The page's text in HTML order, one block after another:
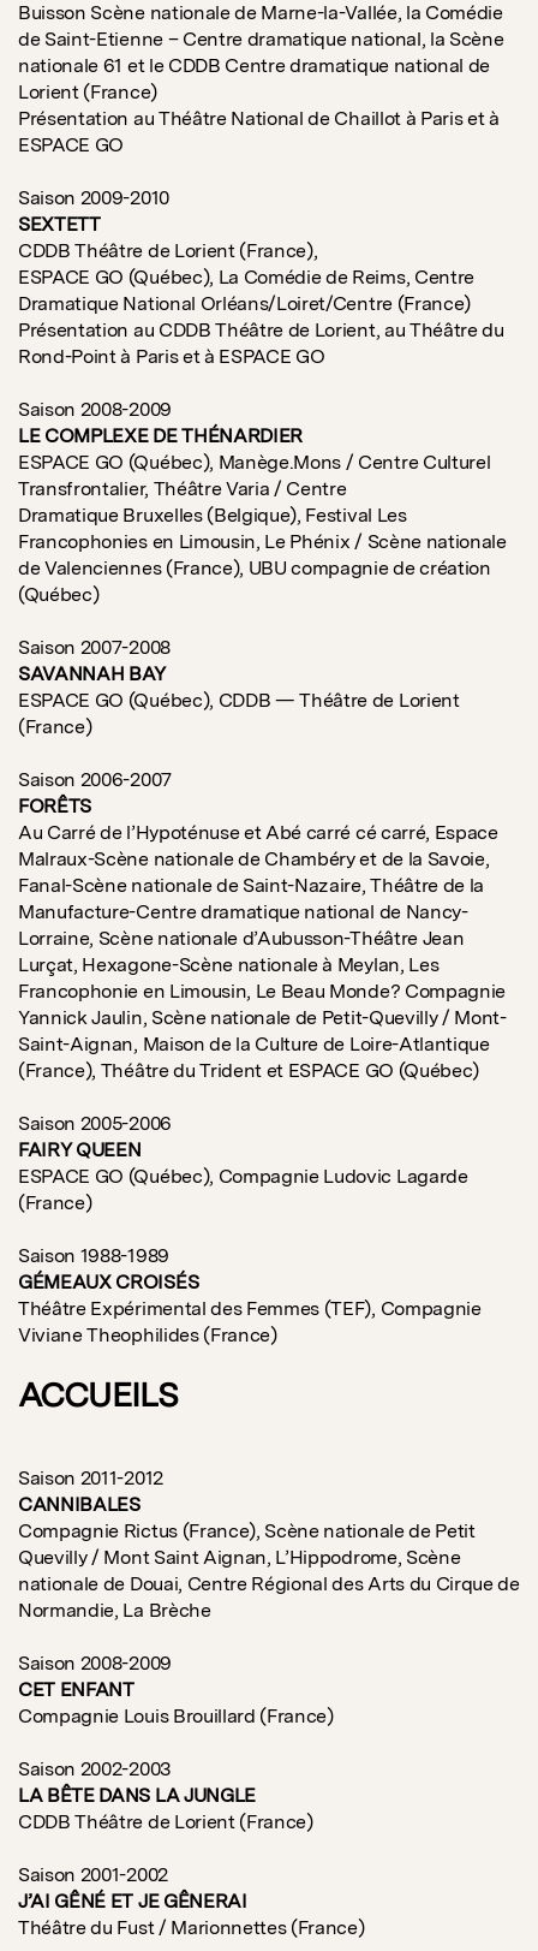
Buisson Scène nationale de Marne-la-Vallée, la Comédie
de Saint-Etienne – Centre dramatique national, la Scène
nationale 61 et le CDDB Centre dramatique national de
Lorient (France)
Présentation au Théâtre National de Chaillot à Paris et à
ESPACE GO
Saison 2009-2010
SEXTETT
CDDB Théâtre de Lorient (France),
ESPACE GO (Québec), La Comédie de Reims, Centre
Dramatique National Orléans/Loiret/Centre (France)
Présentation au CDDB Théâtre de Lorient, au Théâtre du
Rond-Point à Paris et à ESPACE GO
Saison 2008-2009
LE COMPLEXE DE THÉNARDIER
ESPACE GO (Québec), Manège.Mons / Centre Culturel
Transfrontalier, Théâtre Varia / Centre
Dramatique Bruxelles (Belgique), Festival Les
Francophonies en Limousin, Le Phénix / Scène nationale
de Valenciennes (France), UBU compagnie de création
(Québec)
Saison 2007-2008
SAVANNAH BAY
ESPACE GO (Québec), CDDB — Théâtre de Lorient
(France)
Saison 2006-2007
FORÊTS
Au Carré de l’Hypoténuse et Abé carré cé carré, Espace
Malraux-Scène nationale de Chambéry et de la Savoie,
Fanal-Scène nationale de Saint-Nazaire, Théâtre de la
Manufacture-Centre dramatique national de Nancy-
Lorraine, Scène nationale d’Aubusson-Théâtre Jean
Lurçat, Hexagone-Scène nationale à Meylan, Les
Francophonie en Limousin, Le Beau Monde? Compagnie
Yannick Jaulin, Scène nationale de Petit-Quevilly / Mont-
Saint-Aignan, Maison de la Culture de Loire-Atlantique
(France), Théâtre du Trident et ESPACE GO (Québec)
Saison 2005-2006
FAIRY QUEEN
ESPACE GO (Québec), Compagnie Ludovic Lagarde
(France)
Saison 1988-1989
GÉMEAUX CROISÉS
Théâtre Expérimental des Femmes (TEF), Compagnie
Viviane Theophilides (France)
ACCUEILS
Saison 2011-2012
CANNIBALES
Compagnie Rictus (France), Scène nationale de Petit
Quevilly / Mont Saint Aignan, L’Hippodrome, Scène
nationale de Douai, Centre Régional des Arts du Cirque de
Normandie, La Brèche
Saison 2008-2009
CET ENFANT
Compagnie Louis Brouillard (France)
Saison 2002-2003
LA BÊTE DANS LA JUNGLE
CDDB Théâtre de Lorient (France)
Saison 2001-2002
J’AI GÊNÉ ET JE GÊNERAI
Théâtre du Fust / Marionnettes (France)